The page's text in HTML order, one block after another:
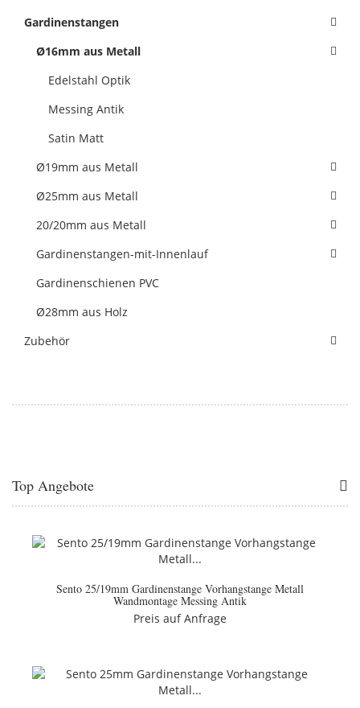
Gardinenstangen
Ø16mm aus Metall
Edelstahl Optik
Messing Antik
Satin Matt
Ø19mm aus Metall
Ø25mm aus Metall
20/20mm aus Metall
Gardinenstangen-mit-Innenlauf
Gardinenschienen PVC
Ø28mm aus Holz
Zubehör
Top Angebote
Sento 25/19mm Gardinenstange Vorhangstange Metall
Wandmontage Messing Antik
Preis auf Anfrage